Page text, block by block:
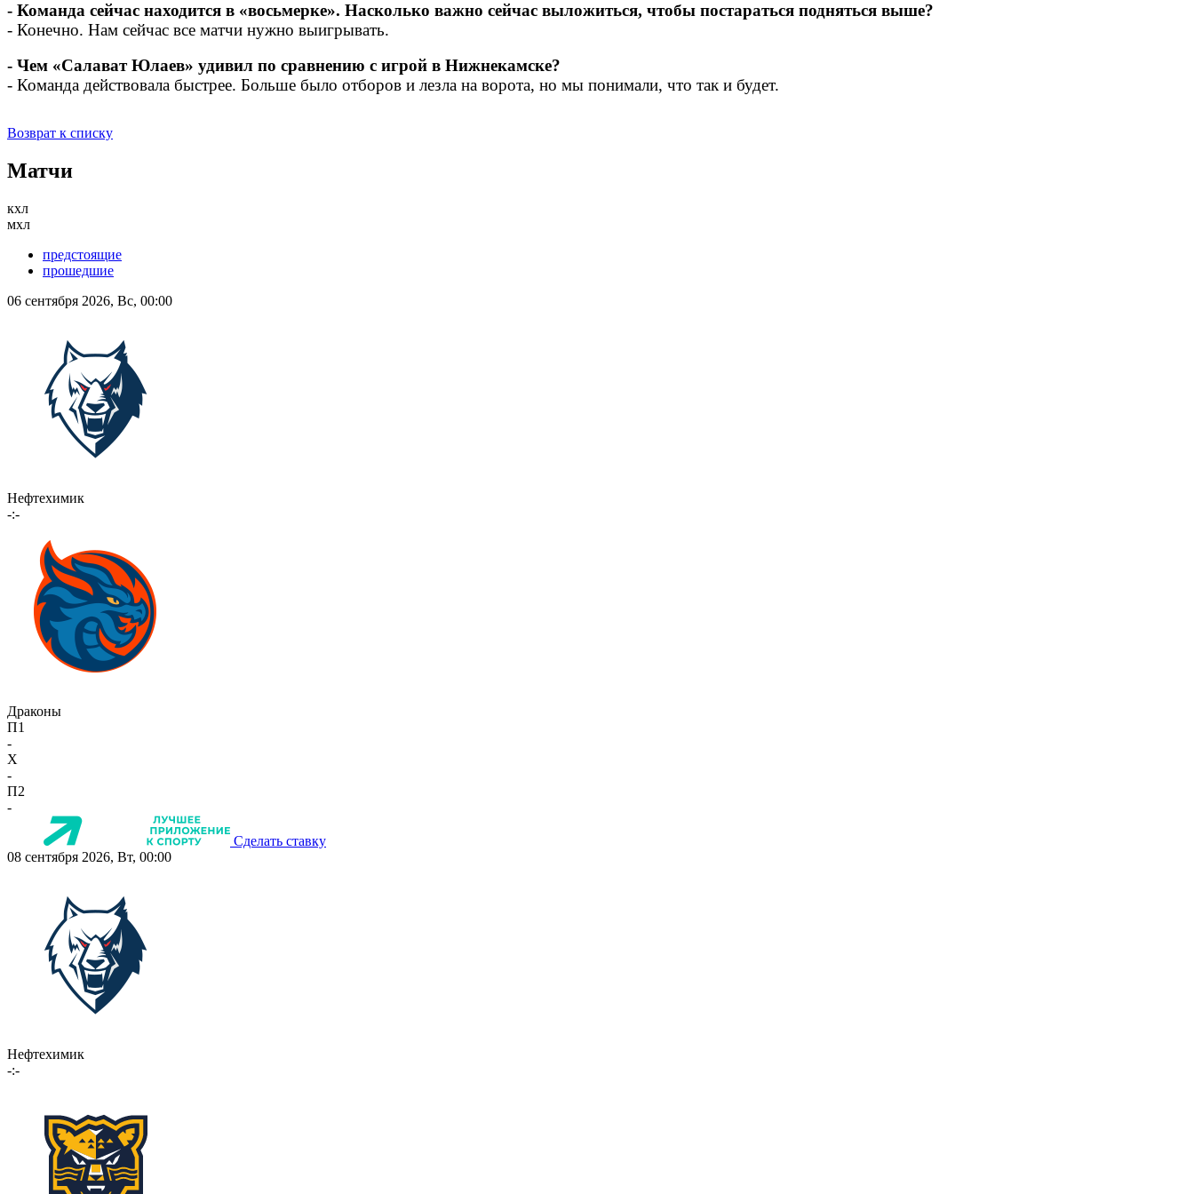
- Команда сейчас находится в «восьмерке». Насколько важно сейчас выложиться, чтобы постараться подняться выше?
- Конечно. Нам сейчас все матчи нужно выигрывать.
- Чем «Салават Юлаев» удивил по сравнению с игрой в Нижнекамске?
- Команда действовала быстрее. Больше было отборов и лезла на ворота, но мы понимали, что так и будет.
Возврат к списку
Матчи
кхл
мхл
предстоящие
прошедшие
06 сентября 2026, Вс, 00:00
Нефтехимик
-:-
Драконы
П1
-
X
-
П2
-
Сделать ставку
08 сентября 2026, Вт, 00:00
Нефтехимик
-:-